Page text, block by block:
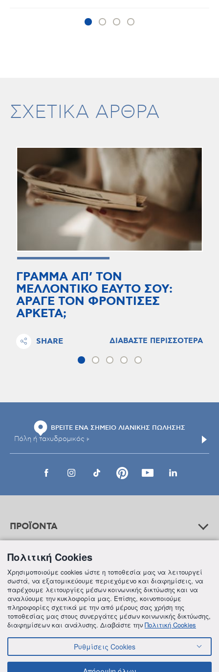
ΣΧΕΤΙΚΑ ΑΡΘΡΑ
ΓΡΑΜΜΑ ΑΠ’ ΤΟΝ
ΜΕΛΛΟΝΤΙΚΟ ΕΑΥΤΟ ΣΟΥ:
ΑΡΑΓΕ ΤΟΝ ΦΡΟΝΤΙΣΕΣ
ΑΡΚΕΤΑ;
SHARE ΔΙΑΒΑΣΤΕ ΠΕΡΙΣΣΟΤΕΡΑ
ΒΡΕΙΤΕ ΕΝΑ ΣΗΜΕΙΟ ΛΙΑΝΙΚΗΣ ΠΩΛΗΣΗΣ
ΠΡΟΪΟΝΤΑ
ΒΟΗΘΕΙΑ
ΠΛΗΡΟΦΟΡΙΕΣ
© 2018 FREZYDERM A.B.Ε.E. ALL RIGHTS RESERVED
Πολιτική Cookies
Χρησιμοποιούμε cookies ώστε η τοποθεσία μας να λειτουργεί
σωστά, να εξατομικεύουμε περιεχόμενο και διαφημίσεις, να
παρέχουμε λειτουργίες μέσων κοινωνικής δικτύωσης και να
αναλύουμε την κυκλοφορία μας. Επίσης, κοινοποιούμε
πληροφορίες σχετικά με την από μέρους σας χρήση της
τοποθεσίας μας στους συνεργάτες μέσων κοινωνικής δικτύωσης,
διαφημίσεων και ανάλυσης. Διαβάστε την Πολιτική Cookies
Ρυθμίσεις Cookies